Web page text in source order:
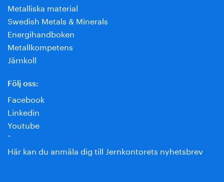
Metalliska material
Swedish Metals & Minerals
Energihandboken
Metallkompetens
Järnkoll
Följ oss:
Facebook
Linkedin
Youtube
¨
Här kan du anmäla dig till Jernkontorets nyhetsbrev